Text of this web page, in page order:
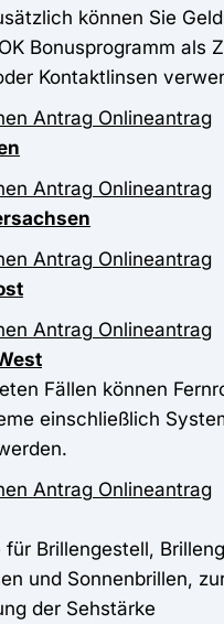
können Sie
Bonusprogramm als
Kontaktlinsen
Antrag Onlineantrag
Antrag Onlineantrag
Antrag Onlineantrag
Antrag Onlineantrag
Fällen können
einschließlich
Antrag Onlineantrag
Brillengestell,
und Sonnenbrillen,
der Sehstärke